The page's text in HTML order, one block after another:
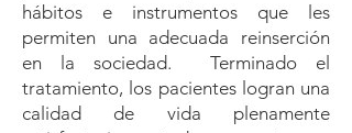
hábitos e instrumentos que les
permiten una adecuada reinserción
en la sociedad. Terminado el
tratamiento, los pacientes logran una
calidad de vida plenamente